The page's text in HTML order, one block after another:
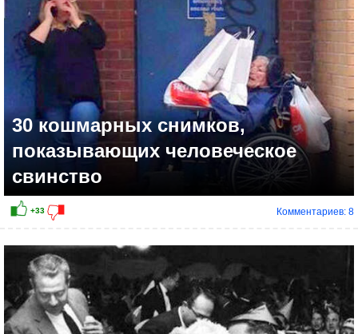
+30
30 кошмарных снимков,
показывающих человеческое
свинство
Комментариев: 8